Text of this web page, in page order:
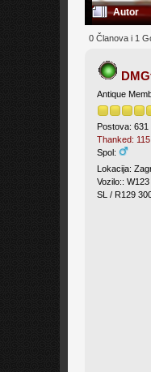
Autor
0 Članova i 1
Antique
Postova: 631
Thanked:
Spol:
Lokacija:
Vozilo::
SL / R129